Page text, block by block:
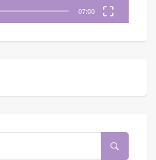
07:00